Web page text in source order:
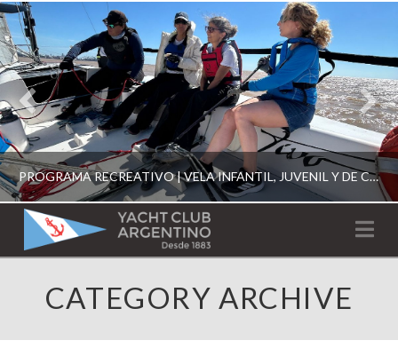
PROGRAMA RECREATIVO | VELA INFANTIL, JUVENIL Y DE CRUCERO 2026
ESCUELA RECREATIVA 2026
YACHT
CLUB
ARGENTINO
CATEGORY ARCHIVE